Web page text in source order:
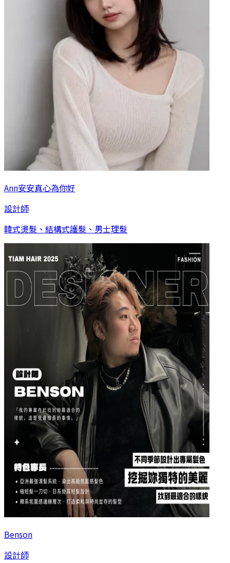
Ann安安真心為你好
設計師
韓式燙髮、結構式護髮、男士理髮
Benson
設計師